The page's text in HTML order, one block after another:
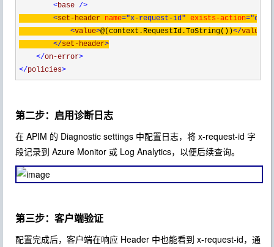
<base />
<set-header name="x-request-id" exists-action
<value>@(context.RequestId.ToString())</value
</set-header>
</on-error>
</policies>
第二步：启用诊断日志
在 APIM 的 Diagnostic settings 中配置日志，将 x-request-id 字
段记录到 Azure Monitor 或 Log Analytics，以便后续查询。
第三步：客户端验证
配置完成后，客户端在响应 Header 中也能看到 x-request-id，通